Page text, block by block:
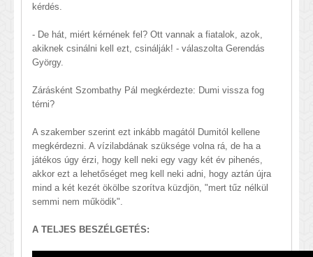
kérdés.
- De hát, miért kérnének fel? Ott vannak a fiatalok, azok,
akiknek csinálni kell ezt, csinálják! - válaszolta Gerendás
György.
Zárásként Szombathy Pál megkérdezte: Dumi vissza fog
térni?
A szakember szerint ezt inkább magától Dumitól kellene
megkérdezni. A vízilabdának szüksége volna rá, de ha a
játékos úgy érzi, hogy kell neki egy vagy két év pihenés,
akkor ezt a lehetőséget meg kell neki adni, hogy aztán újra
mind a két kezét ökölbe szorítva küzdjön, "mert tűz nélkül
semmi nem működik".
A TELJES BESZÉLGETÉS: